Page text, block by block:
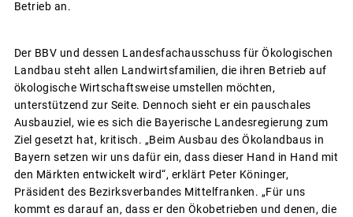
Betrieb an.
Der BBV und dessen Landesfachausschuss für Ökologischen
Landbau steht allen Landwirtsfamilien, die ihren Betrieb auf
ökologische Wirtschaftsweise umstellen möchten,
unterstützend zur Seite. Dennoch sieht er ein pauschales
Ausbauziel, wie es sich die Bayerische Landesregierung zum
Ziel gesetzt hat, kritisch. „Beim Ausbau des Ökolandbaus in
Bayern setzen wir uns dafür ein, dass dieser Hand in Hand mit
den Märkten entwickelt wird“, erklärt Peter Köninger,
Präsident des Bezirksverbandes Mittelfranken. „Für uns
kommt es darauf an, dass er den Ökobetrieben und denen, die